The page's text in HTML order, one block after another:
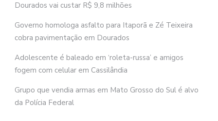
Dourados vai custar R$ 9,8 milhões
Governo homologa asfalto para Itaporã e Zé Teixeira
cobra pavimentação em Dourados
Adolescente é baleado em ‘roleta-russa’ e amigos
fogem com celular em Cassilândia
Grupo que vendia armas em Mato Grosso do Sul é alvo
da Polícia Federal